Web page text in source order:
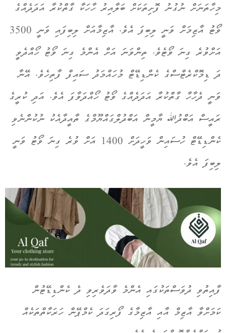
މިހާތަނަށް ނުގުނު ފޮށިތަކަށް ބަލާއިރު ހާހަކާ ގާތްކުރާ އަދަދެއްގެ
ވޯޓު އާޒިމަށް ވަނީ ލިބިފަ އެވެ. އާޒިމާއަށް ލިބިފައި ވަނީ 3500
އަށްވުރެ ގިނަ ވޯޓެވެ. ތިންވަނަ އަށް އެންމެ ގިނަ ވޯޓު ހޯއްދެވީ
ދަ ޑިމޮކްރެޓްސްގެ ކެންޑިޑޭޓް މުހައްމަދު ސައިފް ފާތިހެވެ. އޭނާ
ވަނީ ދެހާހާ ގާތްކުރާ އަދަދެއްގެ ވޯޓު ހޯއްދަވާފަ އެވެ. އަދި ކުރީގެ
ރައީސް އަބްދުﷲ ޔާމީން އަބްދުލްގައްޔޫމްގެ ތާއީދާއެކު ނުކުންނެވި
ކެންޑިޑޭޓް ހުސައިން ވަހީދަށް 1400 އަށް ވުރެ ގިނަ ވޯޓު ވަނީ
ލިބިފަ އެވެ.
ފާއިތުވި ދުވަސްތަކުގައި އެންމެ ވާދަވެރިވި ދެ ކެންޑިޑޭޓުން
ކަމަށްވާ އާޒިމް އާއި އާޒިމާގެ ފޯރިގަދަ ކެމްޕޭން ހަރަކާތްތަކެއް